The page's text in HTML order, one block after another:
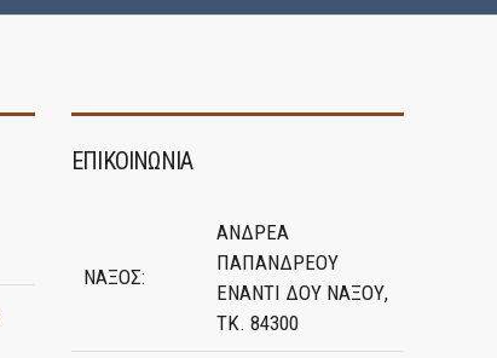
ΕΠΙΚΟΙΝΩΝΙΑ
ΝΑΞΟΣ:
ΑΝΔΡΕΑ
ΠΑΠΑΝΔΡΕΟΥ
ΕΝΑΝΤΙ ΔΟΥ ΝΑΞΟΥ,
ΤΚ. 84300